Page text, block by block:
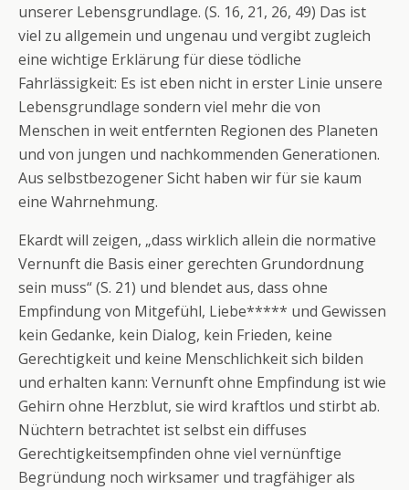
unserer Lebensgrundlage. (S. 16, 21, 26, 49) Das ist
viel zu allgemein und ungenau und vergibt zugleich
eine wichtige Erklärung für diese tödliche
Fahrlässigkeit: Es ist eben nicht in erster Linie unsere
Lebensgrundlage sondern viel mehr die von
Menschen in weit entfernten Regionen des Planeten
und von jungen und nachkommenden Generationen.
Aus selbstbezogener Sicht haben wir für sie kaum
eine Wahrnehmung.
Ekardt will zeigen, „dass wirklich allein die normative
Vernunft die Basis einer gerechten Grundordnung
sein muss“ (S. 21) und blendet aus, dass ohne
Empfindung von Mitgefühl, Liebe***** und Gewissen
kein Gedanke, kein Dialog, kein Frieden, keine
Gerechtigkeit und keine Menschlichkeit sich bilden
und erhalten kann: Vernunft ohne Empfindung ist wie
Gehirn ohne Herzblut, sie wird kraftlos und stirbt ab.
Nüchtern betrachtet ist selbst ein diffuses
Gerechtigkeitsempfinden ohne viel vernünftige
Begründung noch wirksamer und tragfähiger als